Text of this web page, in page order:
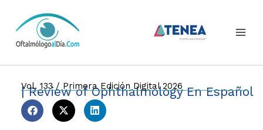
| Review of Ophthalmology En Español
Vol. 133 / Primera Edición Digital 2026